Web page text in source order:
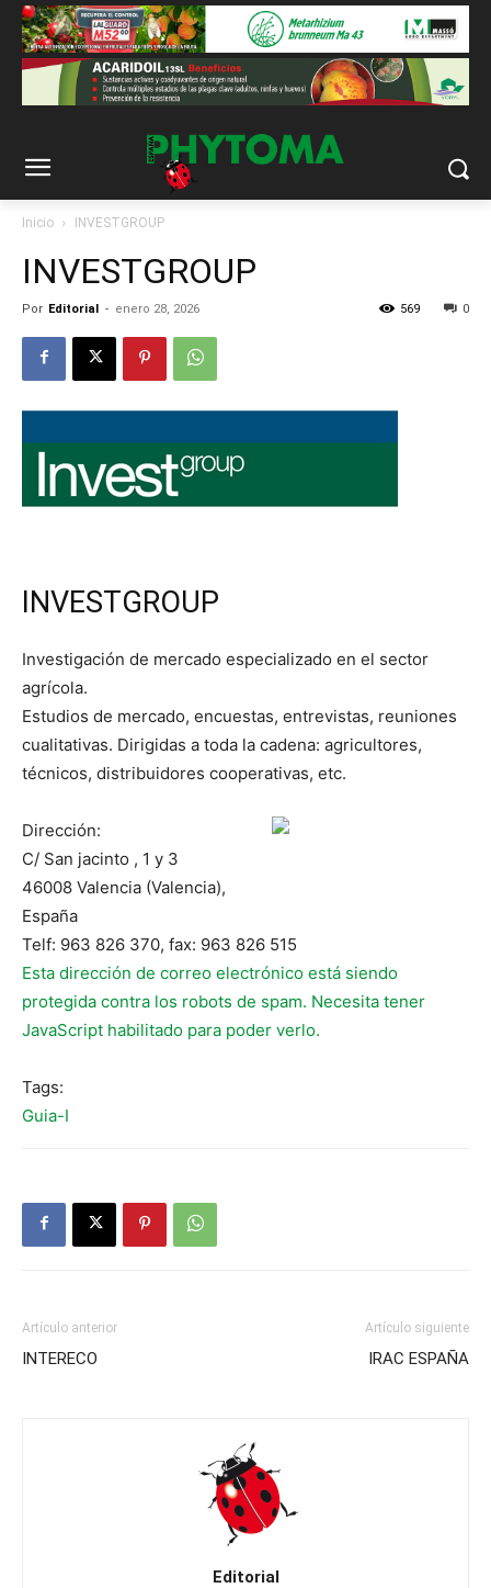
Inicio INVESTGROUP
INVESTGROUP
Por Editorial - enero 28, 2026 0
569
INVESTGROUP
Investigación de mercado especializado en el sector
agrícola.
Estudios de mercado, encuestas, entrevistas, reuniones
cualitativas. Dirigidas a toda la cadena: agricultores,
técnicos, distribuidores cooperativas, etc.
Dirección:
C/ San jacinto , 1 y 3
46008 Valencia (Valencia),
España
Telf: 963 826 370, fax: 963 826 515
Esta dirección de correo electrónico está siendo
protegida contra los robots de spam. Necesita tener
JavaScript habilitado para poder verlo.
Tags:
Guia-I
Artículo anterior
INTERECO
Artículo siguiente
IRAC ESPAÑA
Editorial